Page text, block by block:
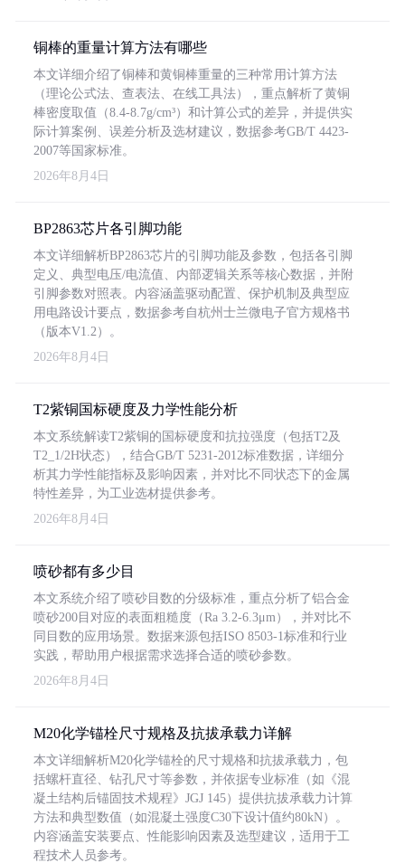
铜棒的重量计算方法有哪些
本文详细介绍了铜棒和黄铜棒重量的三种常用计算方法
（理论公式法、查表法、在线工具法），重点解析了黄铜
棒密度取值（8.4-8.7g/cm³）和计算公式的差异，并提供实
际计算案例、误差分析及选材建议，数据参考GB/T 4423-
2007等国家标准。
2026年8月4日
BP2863芯片各引脚功能
本文详细解析BP2863芯片的引脚功能及参数，包括各引脚
定义、典型电压/电流值、内部逻辑关系等核心数据，并附
引脚参数对照表。内容涵盖驱动配置、保护机制及典型应
用电路设计要点，数据参考自杭州士兰微电子官方规格书
（版本V1.2）。
2026年8月4日
T2紫铜国标硬度及力学性能分析
本文系统解读T2紫铜的国标硬度和抗拉强度（包括T2及
T2_1/2H状态），结合GB/T 5231-2012标准数据，详细分
析其力学性能指标及影响因素，并对比不同状态下的金属
特性差异，为工业选材提供参考。
2026年8月4日
喷砂都有多少目
本文系统介绍了喷砂目数的分级标准，重点分析了铝合金
喷砂200目对应的表面粗糙度（Ra 3.2-6.3μm），并对比不
同目数的应用场景。数据来源包括ISO 8503-1标准和行业
实践，帮助用户根据需求选择合适的喷砂参数。
2026年8月4日
M20化学锚栓尺寸规格及抗拔承载力详解
本文详细解析M20化学锚栓的尺寸规格和抗拔承载力，包
括螺杆直径、钻孔尺寸等参数，并依据专业标准（如《混
凝土结构后锚固技术规程》JGJ 145）提供抗拔承载力计算
方法和典型数值（如混凝土强度C30下设计值约80kN）。
内容涵盖安装要点、性能影响因素及选型建议，适用于工
程技术人员参考。